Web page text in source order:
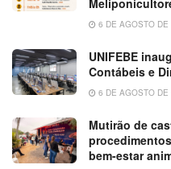
6 DE AGOSTO DE
UNIFEBE
Contábeis e
6 DE AGOSTO DE
Mutirão de
bem-estar